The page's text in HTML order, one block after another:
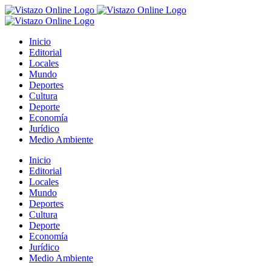
Saltar
al
Inicio
Editorial
Locales
Mundo
Deportes
Cultura
Deporte
Economía
Jurídico
Medio Ambiente
Inicio
Editorial
Locales
Mundo
Deportes
Cultura
Deporte
Economía
Jurídico
Medio Ambiente